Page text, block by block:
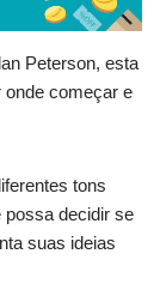
Peterson, esta
começar e
tons
possa decidir se
suas ideias